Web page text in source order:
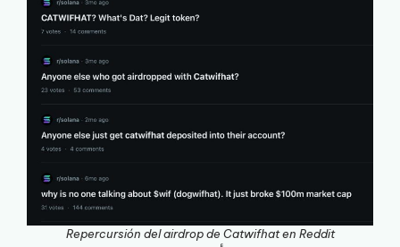
Repercursión del airdrop de Catwifhat en Reddit